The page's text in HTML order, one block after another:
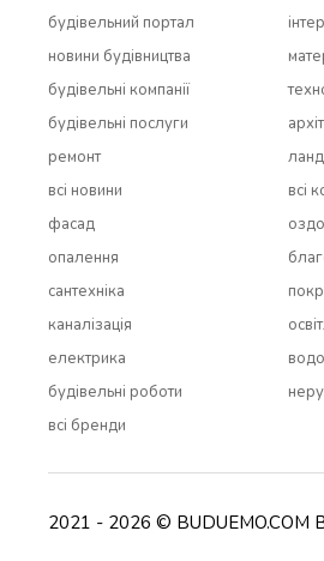
будівельний портал
новини будівництва
будівельні компанії
будівельні послуги
ремонт
всi новини
всi
фасад
опалення
сантехніка
каналізація
електрика
будівельні роботи
всi бренди
2021 - 2026 © BUDUEMO.COM